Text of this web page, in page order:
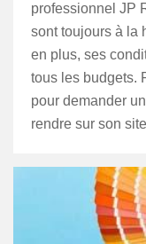
professionnel JP
sont toujours à la
en plus, ses
tous les budgets.
pour demander
rendre sur son